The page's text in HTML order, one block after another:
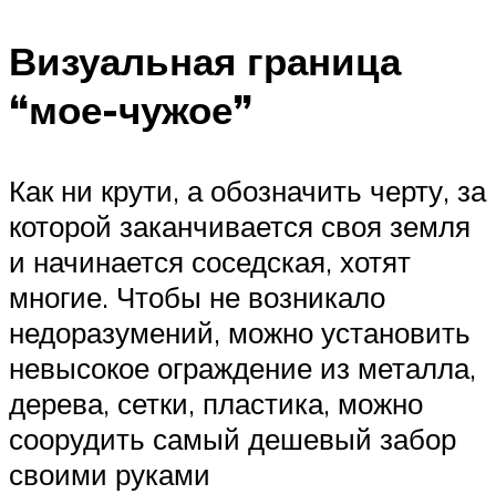
Визуальная граница
“мое-чужое”
Как ни крути, а обозначить черту, за
которой заканчивается своя земля
и начинается соседская, хотят
многие. Чтобы не возникало
недоразумений, можно установить
невысокое ограждение из металла,
дерева, сетки, пластика, можно
соорудить самый дешевый забор
своими руками